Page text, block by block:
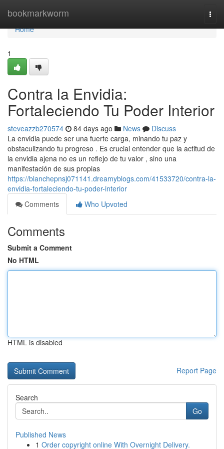
bookmarkworm
Home
Home
1
Contra la Envidia:
Fortaleciendo Tu Poder Interior
steveazzb270574 84 days ago News
Discuss
La envidia puede ser una fuerte carga, minando tu paz y
obstaculizando tu progreso . Es crucial entender que la actitud de
la envidia ajena no es un reflejo de tu valor , sino una
manifestación de sus propias
https://blanchepnsj071141.dreamyblogs.com/41533720/contra-la-
envidia-fortaleciendo-tu-poder-interior
Comments
Who Upvoted
Comments
Submit a Comment
No HTML
HTML is disabled
Report Page
Search
Go
Published News
1 Order copyright online With Overnight Delivery.